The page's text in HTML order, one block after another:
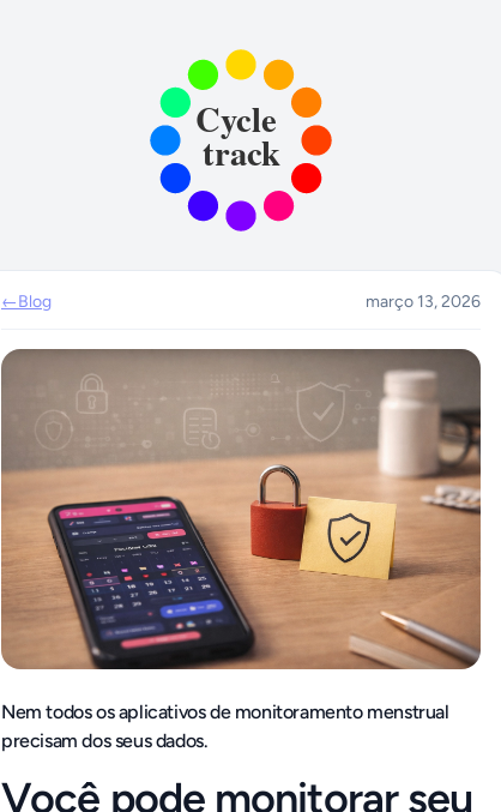
←Blog março 13, 2026
Nem todos os aplicativos de monitoramento menstrual
precisam dos seus dados.
Você pode monitorar seu